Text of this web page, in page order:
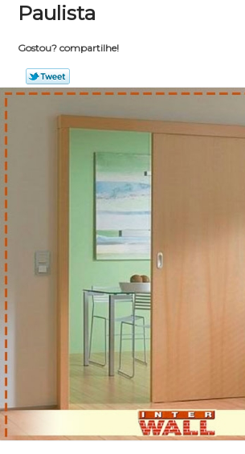
Paulista
Gostou? compartilhe!